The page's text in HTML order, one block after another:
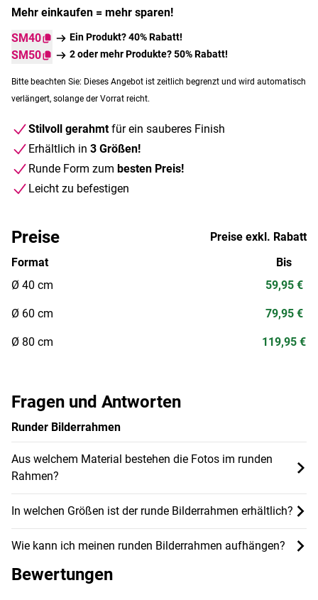
Mehr einkaufen = mehr sparen!
SM40
Ein Produkt? 40% Rabatt!
SM50 2 oder mehr Produkte? 50% Rabatt!
Bitte beachten Sie: Dieses Angebot ist zeitlich begrenzt und wird automatisch
verlängert, solange der Vorrat reicht.
Stilvoll gerahmtfür ein sauberes Finish
Erhältlich in 3 Größen!
Runde Form zum besten Preis!
Leicht zu befestigen
Fragen und Antworten
Runder Bilderrahmen
Aus welchem Material bestehen die Fotos im runden
Rahmen?
In welchen Größen ist der runde Bilderrahmen erhältlich?
Wie kann ich meinen runden Bilderrahmen aufhängen?
Preise
Preise exkl. Rabatt
Format
Ø 40 cm
Ø 60 cm
Ø 80 cm
Bis
59,95 €
79,95 €
119,95 €
Bewertungen